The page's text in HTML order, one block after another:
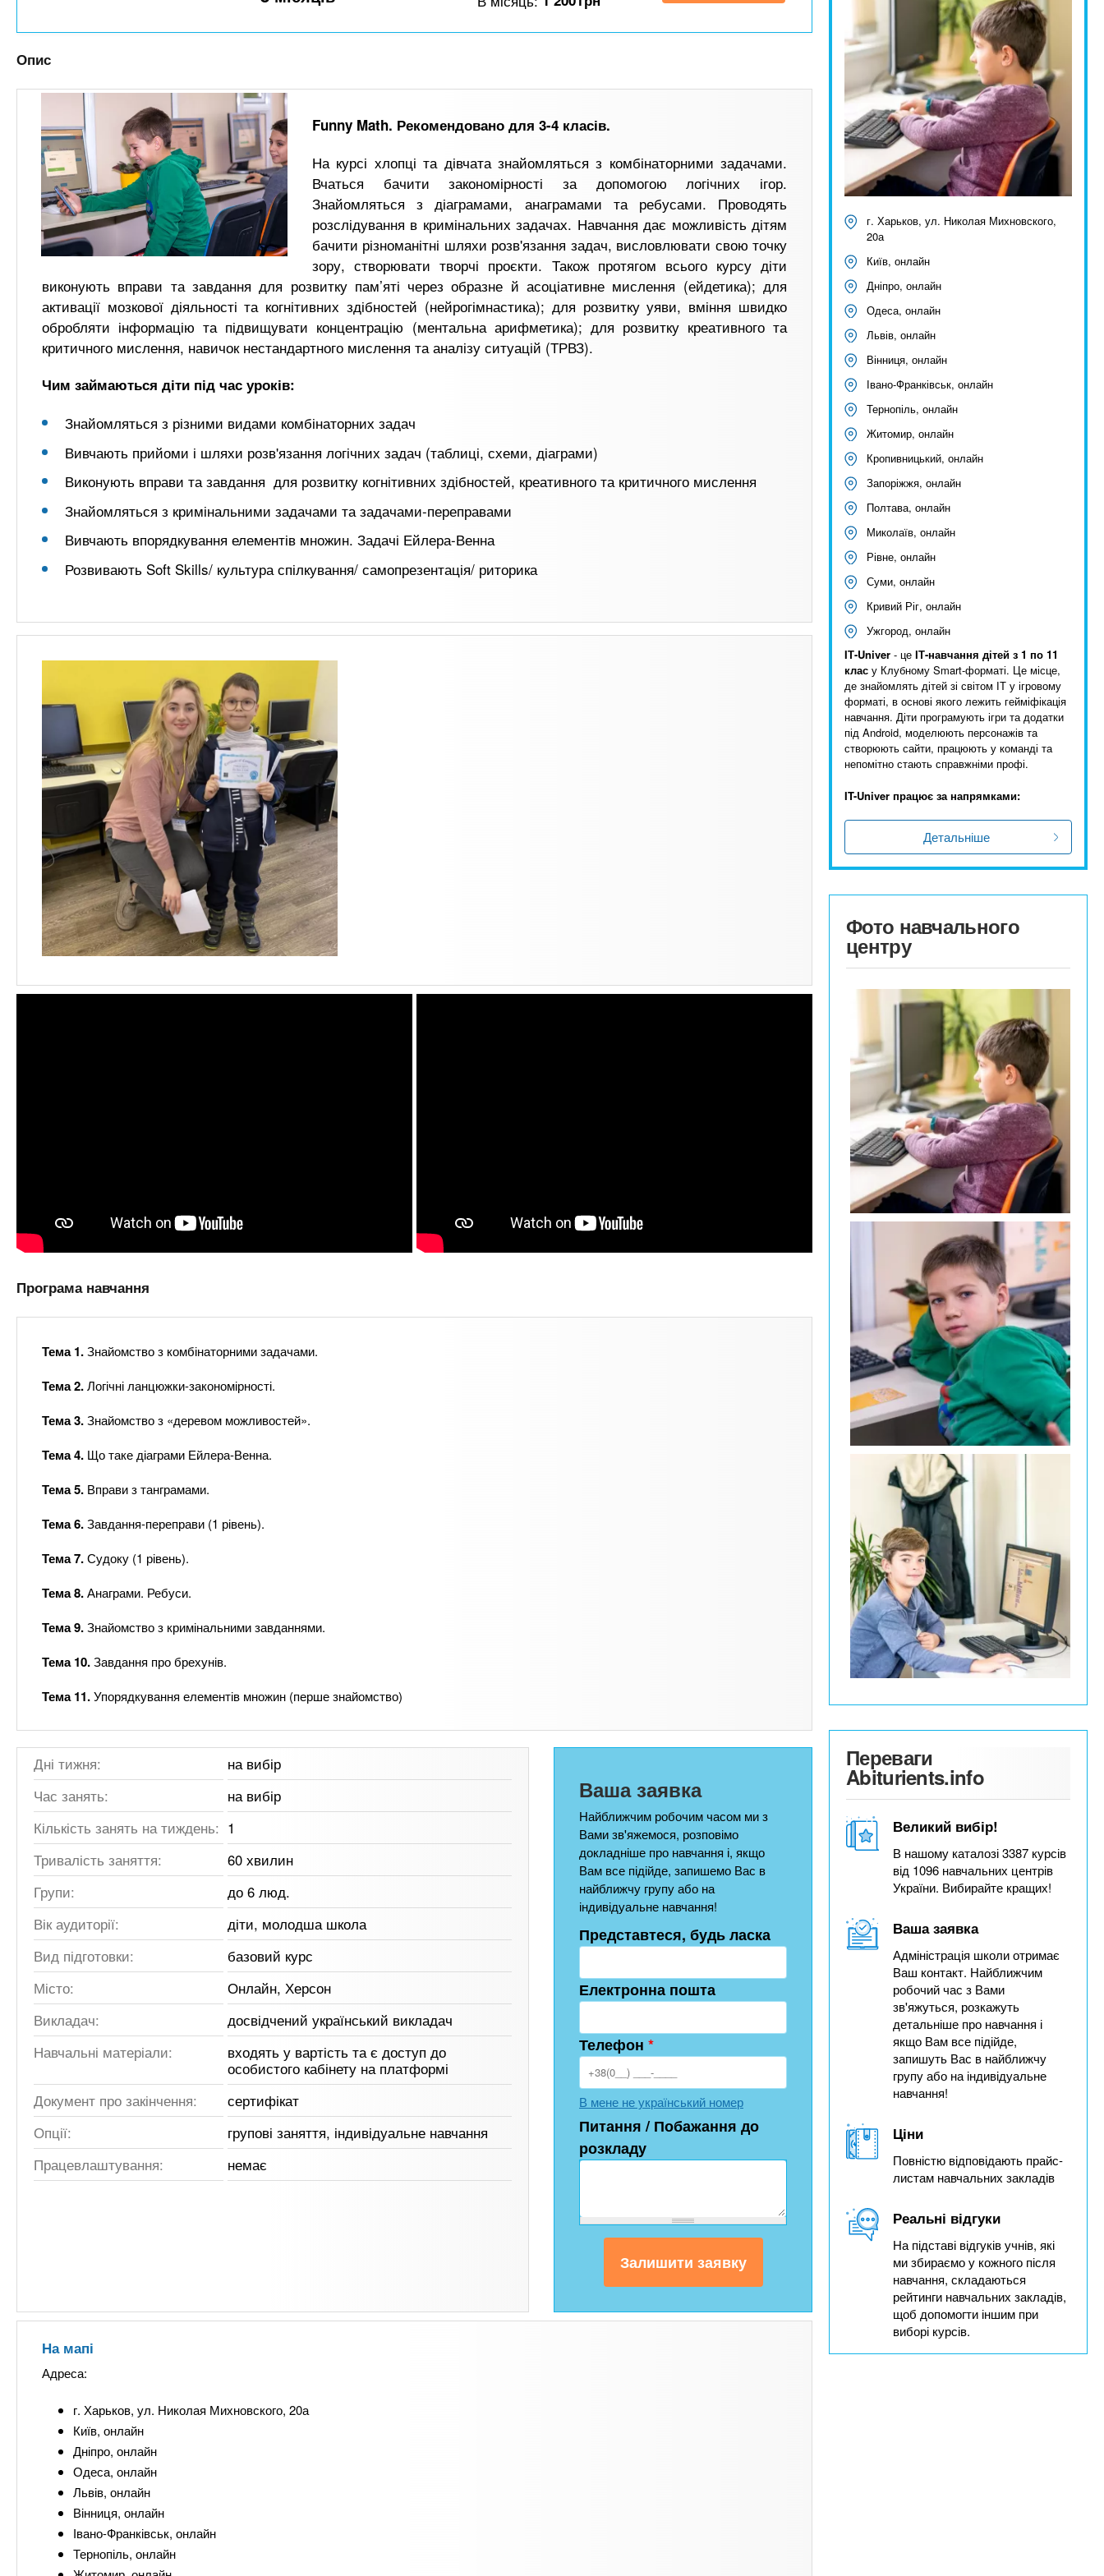
n
t
s
n
o
х
з
Опис
Funny Math. Рекомендовано для 3-4 класів.
На курсі хлопці та дівчата знайомляться з комбінаторними задачами.
Вчаться бачити закономірності за допомогою логічних ігор.
Знайомляться з діаграмами, анаграмами та ребусами. Проводять
розслідування в кримінальних задачах. Навчання дає можливість дітям
бачити різноманітні шляхи розв'язання задач, висловлювати свою точку
зору, створювати творчі проєкти. Також протягом всього курсу діти
виконують вправи та завдання для розвитку пам’яті через образне й асоціативне мислення (ейдетика); для
активації мозкової діяльності та когнітивних здібностей (нейрогімнастика); для розвитку уяви, вміння швидко
обробляти інформацію та підвищувати концентрацію (ментальна арифметика); для розвитку креативного та
критичного мислення, навичок нестандартного мислення та аналізу ситуацій (ТРВЗ).
Чим займаються діти під час уроків:
Знайомляться з різними видами комбінаторних задач
Вивчають прийоми і шляхи розв'язання логічних задач (таблиці, схеми, діаграми)
Виконують вправи та завдання для розвитку когнітивних здібностей, креативного та критичного мислення
Знайомляться з кримінальними задачами та задачами-переправами
Вивчають впорядкування елементів множин. Задачі Ейлера-Венна
Розвивають Soft Skills/ культура спілкування/ самопрезентація/ риторика
Програма навчання
Тема 1.Знайомство з комбінаторними задачами.
Тема 2.Логічні ланцюжки-закономірності.
Тема 3.Знайомство з «деревом можливостей».
Тема 4. Що таке діаграми Ейлера-Венна.
Тема 5. Вправи з танграмами.
Тема 6.Завдання-переправи (1 рівень).
Тема 7.Судоку (1 рівень).
Тема 8.Анаграми. Ребуси.
Тема 9.Знайомство з кримінальними завданнями.
Тема 10.Завдання про брехунів.
Тема 11.Упорядкування елементів множин (перше знайомство)
Дні тижня:
на вибір
Час занять:
на вибір
Кількість занять на тиждень: 1
Тривалість заняття:
60 хвилин
Групи:
до 6 люд.
Вік аудиторії:
діти, молодша школа
Вид підготовки:
базовий курс
Місто:
Онлайн, Херсон
Викладач:
досвідчений український викладач
Навчальні матеріали:
входять у вартість та є доступ до
особистого кабінету на платформі
Документ про закінчення:
сертифікат
Опції:
групові заняття, індивідуальне навчання
Працевлаштування:
немає
Ваша заявка
Найближчим робочим часом ми з
Вами зв'яжемося, розповімо
докладніше про навчання і, якщо
Вам все підійде, запишемо Вас в
найближчу групу або на
індивідуальне навчання!
Представтеся, будь ласка
Електронна пошта
Телефон *
В мене не український номер
Питання / Побажання до
розкладу
На мапі
Адреса:
г. Харьков, ул. Николая Михновского, 20а
Київ, онлайн
Дніпро, онлайн
Одеса, онлайн
Львів, онлайн
Вінниця, онлайн
Івано-Франківськ, онлайн
Тернопіль, онлайн
г. Харьков, ул. Николая Михновского,
20а
Київ, онлайн
Дніпро, онлайн
Одеса, онлайн
Львів, онлайн
Вінниця, онлайн
Івано-Франківськ, онлайн
Тернопіль, онлайн
Житомир, онлайн
Кропивницький, онлайн
Запоріжжя, онлайн
Полтава, онлайн
Миколаїв, онлайн
Рівне, онлайн
Суми, онлайн
Кривий Ріг, онлайн
Ужгород, онлайн
IТ-Univer - це ІТ-навчання дітей з 1 по 11
клас у Клубному Smart-форматі. Це місце,
де знайомлять дітей зі світом ІТ у ігровому
форматі, в основі якого лежить гейміфікація
навчання. Діти програмують ігри та додатки
під Android, моделюють персонажів та
створюють сайти, працюють у команді та
непомітно стають справжніми профі.
IT-Univer працює за напрямками:
Детальніше
Фото навчального
центру
Переваги
Abiturients.info
Великий вибір!
В нашому каталозі 3387 курсів
від 1096 навчальних центрів
України. Вибирайте кращих!
Ваша заявка
Адміністрація школи отримає
Ваш контакт. Найближчим
робочий час з Вами
зв'яжуться, розкажуть
детальніше про навчання і
якщо Вам все підійде,
запишуть Вас в найближчу
групу або на індивідуальне
навчання!
Ціни
Повністю відповідають прайс-
листам навчальних закладів
Реальні відгуки
На підставі відгуків учнів, які
ми збираємо у кожного після
навчання, складаються
рейтинги навчальних закладів,
щоб допомогти іншим при
виборі курсів.